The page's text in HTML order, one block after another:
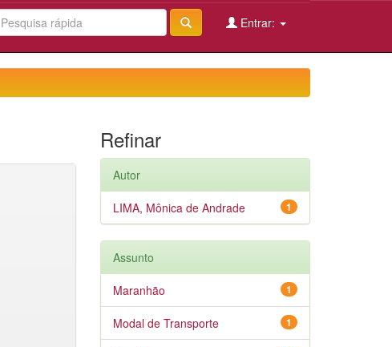
Entrar:
Refinar
Autor
1
LIMA, Mônica de Andrade
Assunto
1
Maranhão
1
Modal de Transporte